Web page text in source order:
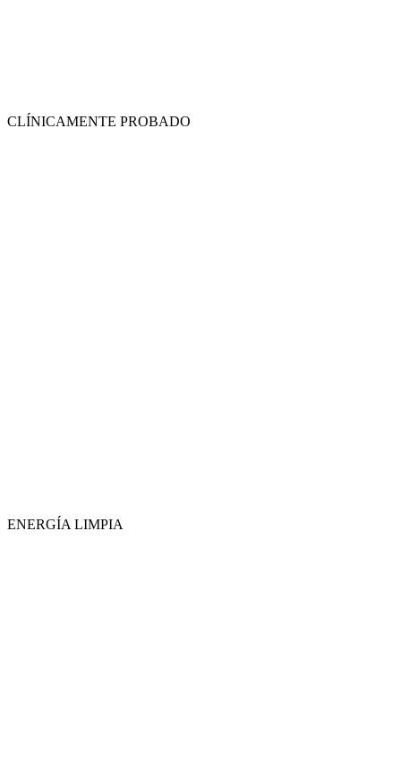
CLÍNICAMENTE PROBADO
ENERGÍA LIMPIA